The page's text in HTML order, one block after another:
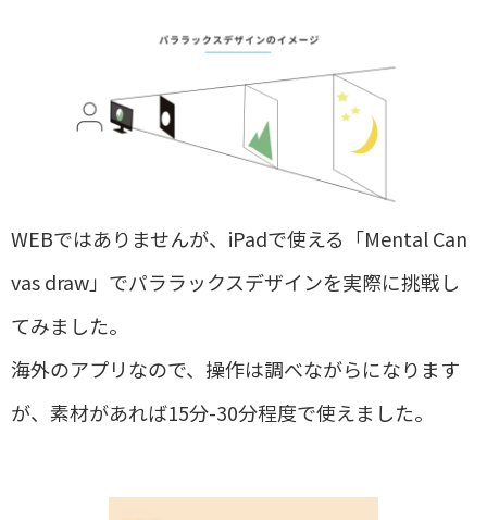
WEBではありませんが、 iPadで使える「Mental Can
vas draw」でパララックスデザインを実際に挑戦し
てみました。
海外のアプリなので、操作は調べながらになります
が、素材があれば15分-30分程度で使えました。